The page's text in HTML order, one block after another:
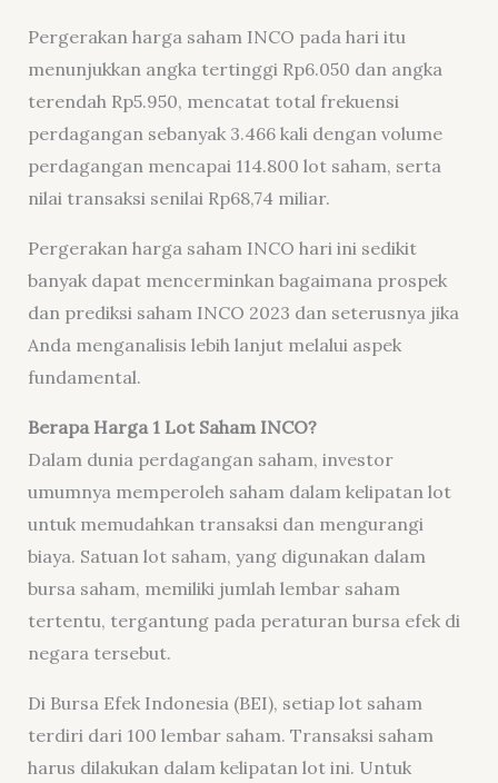
Pergerakan harga saham INCO pada hari itu
menunjukkan angka tertinggi Rp6.050 dan angka
terendah Rp5.950, mencatat total frekuensi
perdagangan sebanyak 3.466 kali dengan volume
perdagangan mencapai 114.800 lot saham, serta
nilai transaksi senilai Rp68,74 miliar.
Pergerakan harga saham INCO hari ini sedikit
banyak dapat mencerminkan bagaimana prospek
dan prediksi saham INCO 2023 dan seterusnya jika
Anda menganalisis lebih lanjut melalui aspek
fundamental.
Berapa Harga 1 Lot Saham INCO?
Dalam dunia perdagangan saham, investor
umumnya memperoleh saham dalam kelipatan lot
untuk memudahkan transaksi dan mengurangi
biaya. Satuan lot saham, yang digunakan dalam
bursa saham, memiliki jumlah lembar saham
tertentu, tergantung pada peraturan bursa efek di
negara tersebut.
Di Bursa Efek Indonesia (BEI), setiap lot saham
terdiri dari 100 lembar saham. Transaksi saham
harus dilakukan dalam kelipatan lot ini. Untuk